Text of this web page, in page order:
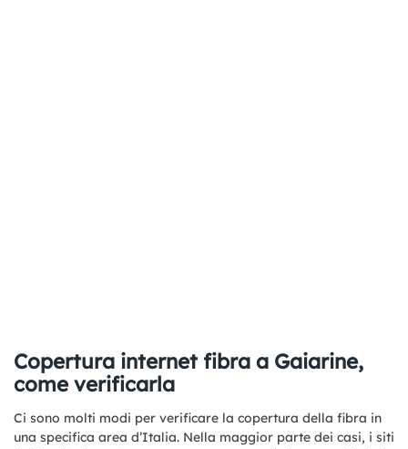
Copertura internet fibra a Gaiarine,
come verificarla
Ci sono molti modi per verificare la copertura della fibra in
una specifica area d’Italia. Nella maggior parte dei casi, i siti